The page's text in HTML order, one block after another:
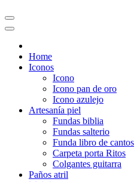
Home
Iconos
Icono
Icono pan de oro
Icono azulejo
Artesanía piel
Fundas biblia
Fundas salterio
Funda libro de cantos
Carpeta porta Ritos
Colgantes guitarra
Paños atril